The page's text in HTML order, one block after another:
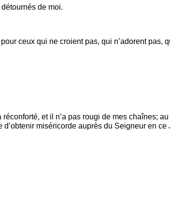
de moi.
ceux qui ne croient pas, qui n’adorent pas,
et il n’a pas rougi de mes chaînes;
miséricorde auprès du Seigneur en